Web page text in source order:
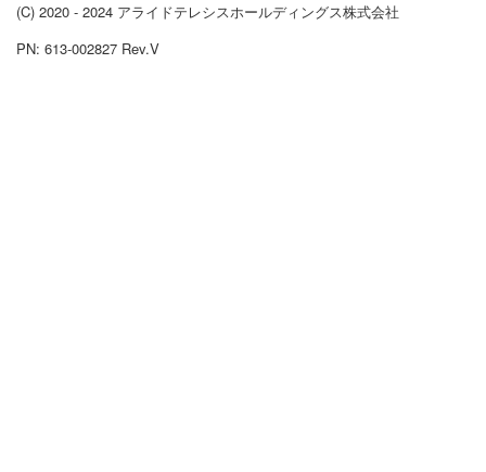
(C) 2020 - 2024 アライドテレシスホールディングス株式会社
PN: 613-002827 Rev.V